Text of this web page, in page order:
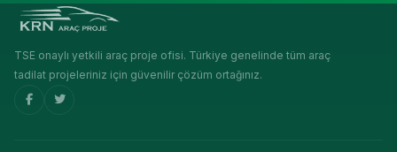
TSE onaylı yetkili araç proje ofisi. Türkiye genelinde tüm araç
tadilat projeleriniz için güvenilir çözüm ortağınız.